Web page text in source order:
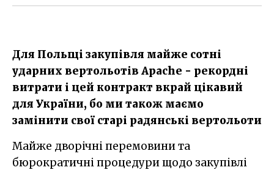
Для Польщі закупівля майже сотні
ударних вертольотів Apache - рекордні
витрати і цей контракт вкрай цікавий
для України, бо ми також маємо
замінити свої старі радянські вертольоти
Майже дворічні перемовини та
бюрократичні процедури щодо закупівлі